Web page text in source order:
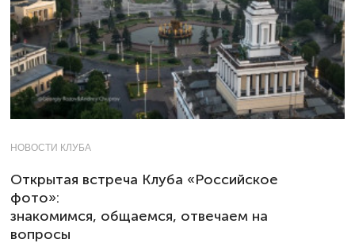
НОВОСТИ КЛУБА
Открытая встреча Клуба «Российское
фото»:
знакомимся, общаемся, отвечаем на
вопросы